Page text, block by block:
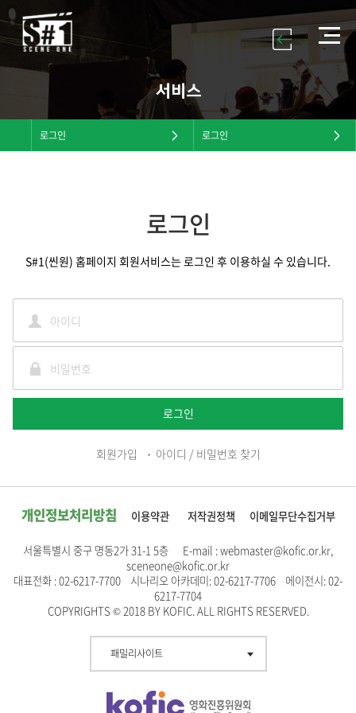
서비스
로그인 로그인
로그인
S#1(씬원) 홈페이지 회원서비스는 로그인 후 이용하실 수 있습니다.
로그인
회원가입 아이디 / 비밀번호 찾기
개인정보처리방침 이용약관 저작권정책 이메일무단수집거부
서울특별시 중구 명동2가 31-1 5층 E-mail : webmaster@kofic.or.kr,
sceneone@kofic.or.kr
대표전화 : 02-6217-7700 시나리오 아카데미: 02-6217-7706 에이전시: 02-
6217-7704
COPYRIGHTS © 2018 BY KOFIC. ALL RIGHTS RESERVED.
패밀리사이트